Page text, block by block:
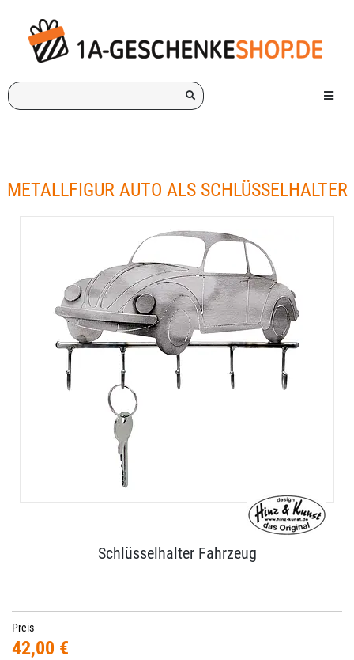
Ich
suche
Menü
METALLFIGUR AUTO ALS SCHLÜSSELHALTER
Schlüsselhalter Fahrzeug
Preis
42,00 €